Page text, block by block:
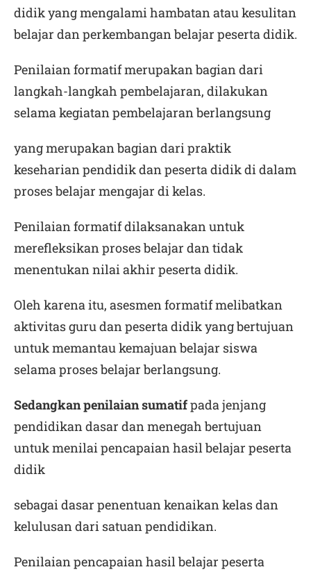
didik yang mengalami hambatan atau kesulitan
belajar dan perkembangan belajar peserta didik.
Penilaian formatif merupakan bagian dari
langkah-langkah pembelajaran, dilakukan
selama kegiatan pembelajaran berlangsung
yang merupakan bagian dari praktik
keseharian pendidik dan peserta didik di dalam
proses belajar mengajar di kelas.
Penilaian formatif dilaksanakan untuk
merefleksikan proses belajar dan tidak
menentukan nilai akhir peserta didik.
Oleh karena itu, asesmen formatif melibatkan
aktivitas guru dan peserta didik yang bertujuan
untuk memantau kemajuan belajar siswa
selama proses belajar berlangsung.
Sedangkan penilaian sumatifpada jenjang
pendidikan dasar dan menegah bertujuan
untuk menilai pencapaian hasil belajar peserta
didik
sebagai dasar penentuan kenaikan kelas dan
kelulusan dari satuan pendidikan.
Penilaian pencapaian hasil belajar peserta